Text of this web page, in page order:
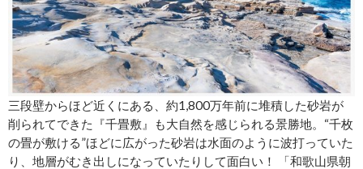
三段壁からほど近くにある、約1,800万年前に堆積した砂岩が
削られてできた『千畳敷』も大自然を感じられる景勝地。“千枚
の畳が敷ける”ほどに広がった砂岩は水面のように波打っていた
り、地層がむき出しになっていたりして面白い！ 「和歌山県朝